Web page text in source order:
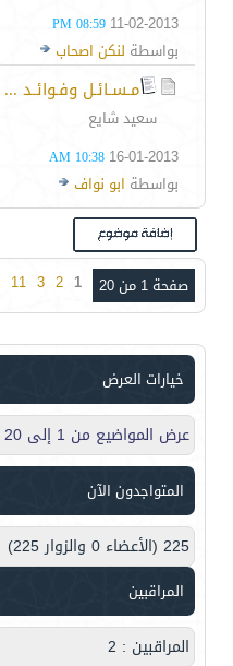
11-02-2013
08:59 PM
بواسطة لنكن اصحاب
مـسـائـل وفـوائـد ...
سعيد شايع
16-01-2013
10:38 AM
بواسطة ابو نواف
صفحة 1 من 20 1
2
3
11
خيارات العرض
عرض المواضيع من 1 إلى 20 من 385
المتواجدون الآن
225 (الأعضاء 0 والزوار 225)
المراقبين
المراقبين : 2